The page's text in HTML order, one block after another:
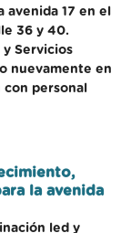
avenida 17 en el
36 y 40.
y Servicios
nuevamente en
con personal
la avenida
led y